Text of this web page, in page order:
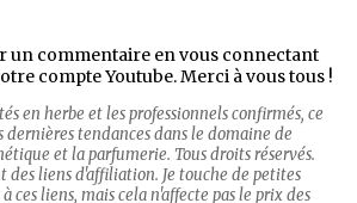
un commentaire en vous connectant
compte Youtube. Merci à vous tous !
en herbe et les professionnels confirmés, ce
dernières tendances dans le domaine de
et la parfumerie. Tous droits réservés.
des liens d'affiliation. Je touche de petites
ces liens, mais cela n'affecte pas le prix des